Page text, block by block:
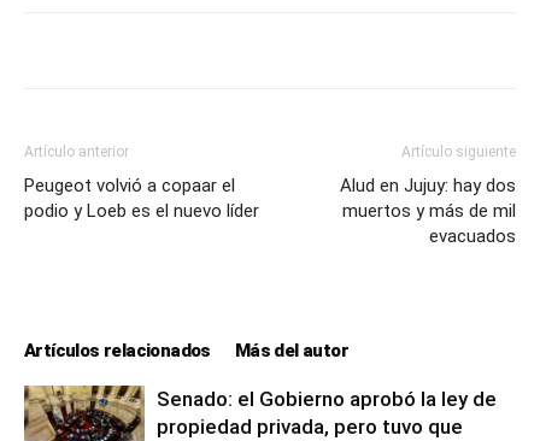
Artículo anterior
Peugeot volvió a copaar el
podio y Loeb es el nuevo líder
Artículo siguiente
Alud en Jujuy: hay dos
muertos y más de mil
evacuados
Artículos relacionados Más del autor
Senado: el Gobierno aprobó la ley de
propiedad privada, pero tuvo que